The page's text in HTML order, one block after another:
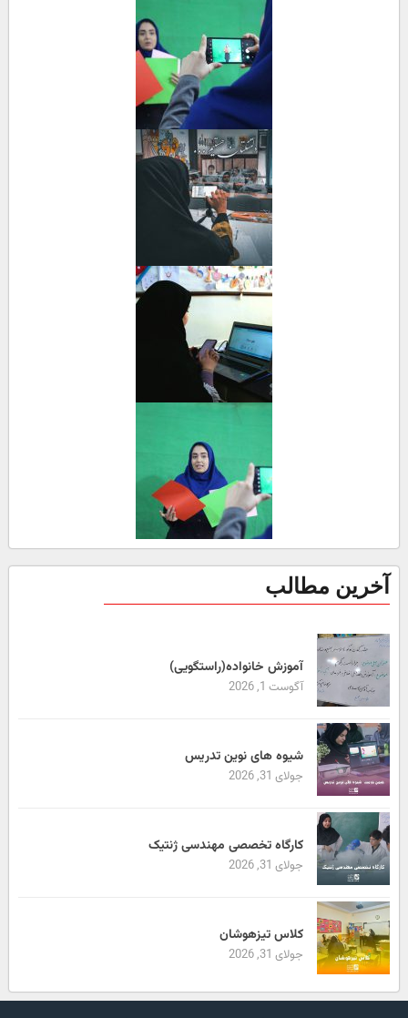
آخرین مطالب
آموزش خانواده(راستگویی)
آگوست 1, 2026
شیوه های نوین تدریس
جولای 31, 2026
کارگاه تخصصی مهندسی ژنتیک
جولای 31, 2026
کلاس تیزهوشان
جولای 31, 2026